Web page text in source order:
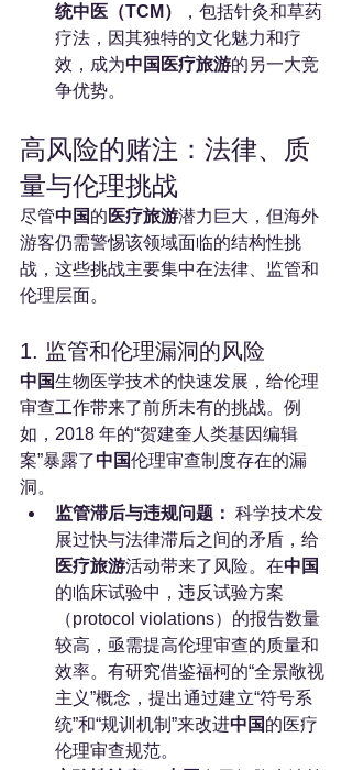
统中医（TCM）
，包括针灸和草药
疗法，因其独特的文化魅力和疗
效，成为中国医疗旅游的另一大竞
争优势。
高风险的赌注：法律、质
量与伦理挑战
尽管中国的 医疗旅游潜力巨大，但海外
游客仍需警惕该领域面临的结构性挑
战，这些挑战主要集中在法律、监管和
伦理层面。
1. 监管和伦理漏洞的风险
中国生物医学技术的快速发展，给伦理
审查工作带来了前所未有的挑战。例
如，2018 年的“贺建奎人类基因编辑
案”暴露了中国伦理审查制度存在的漏
洞。
监管滞后与违规问题： 科学技术发
展过快与法律滞后之间的矛盾，给
医疗旅游活动带来了风险。在中国
的临床试验中，违反试验方案
（protocol violations）的报告数量
较高，亟需提高伦理审查的质量和
效率。有研究借鉴福柯的“全景敞视
主义”概念，提出通过建立“符号系
统”和“规训机制”来改进中国的医疗
伦理审查规范。